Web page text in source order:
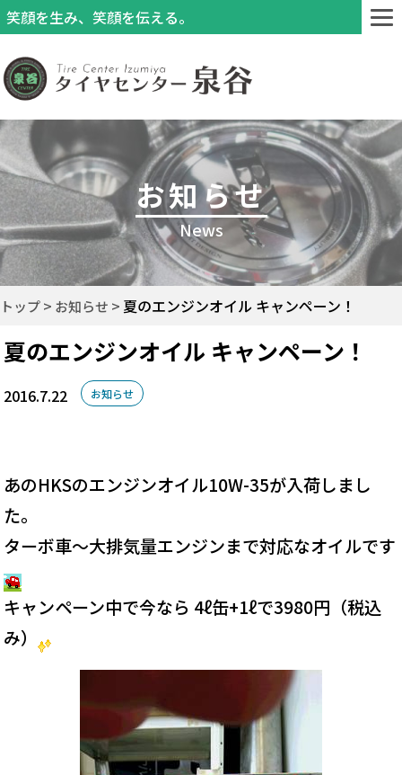
笑顔を生み、笑顔を伝える。
お知らせ
News
トップ お知らせ 夏のエンジンオイル キャンペーン！
夏のエンジンオイル キャンペーン！
2016.7.22 お知らせ
あのHKSのエンジンオイル10W-35が入荷しまし
た。
ターボ車～大排気量エンジンまで対応なオイルです
キャンペーン中で今なら 4ℓ缶+1ℓで3980円（税込
み）